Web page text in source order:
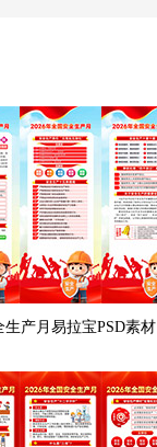
生产月易拉宝PSD素材